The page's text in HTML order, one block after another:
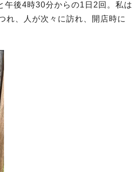
午後4時30分からの1日2回。私は
れ、人が次々に訪れ、開店時に